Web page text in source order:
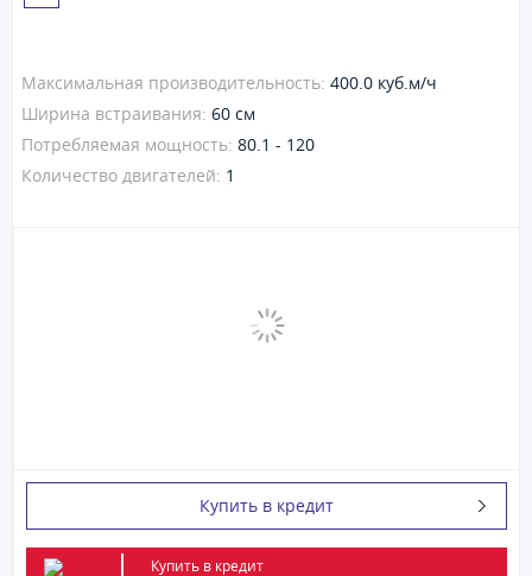
Максимальная производительность: 400.0 куб.м/ч
Ширина встраивания: 60 см
Потребляемая мощность: 80.1 - 120
Количество двигателей: 1
Купить в кредит
Купить в кредит